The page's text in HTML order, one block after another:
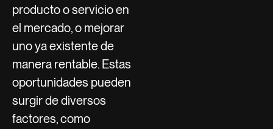
producto o servicio en
el mercado, o mejorar
uno ya existente de
manera rentable. Estas
oportunidades pueden
surgir de diversos
factores, como